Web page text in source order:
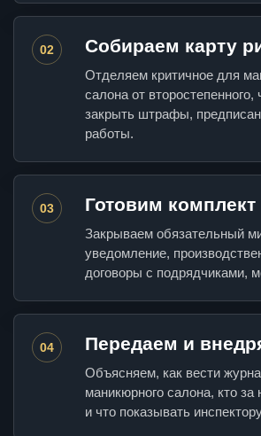
02 Собираем карту
Отделяем критичное для
салона от
закрыть штрафы,
работы.
03 Готовим комплект
Закрываем обязательный
уведомление,
договоры с подрядчиками,
04 Передаем и
Объясняем, как вести
маникюрного салона, кто за
и что показывать